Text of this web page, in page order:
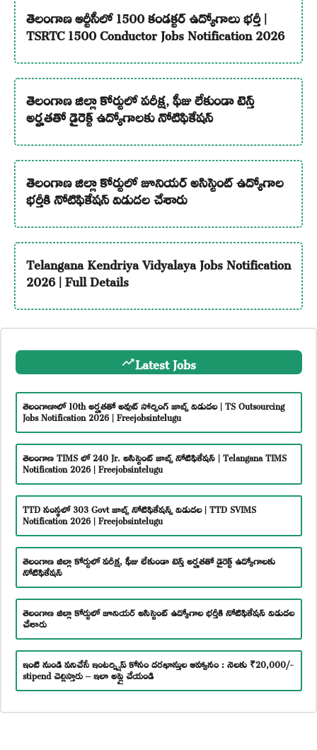
తెలంగాణ ఆర్టీసీలో 1500 కండక్టర్ ఉద్యోగాలు భర్తీ |
TSRTC 1500 Conductor Jobs Notification 2026
తెలంగాణ జిల్లా కోర్టులో పరీక్ష, ఫీజు లేకుండా టెన్త్
అర్హతతో డైరెక్ట్ ఉద్యోగాలకు నోటిఫికేషన్
తెలంగాణ జిల్లా కోర్టులో జూనియర్ అసిస్టెంట్ ఉద్యోగాల
భర్తీకి నోటిఫికేషన్ విడుదల చేశారు
Telangana Kendriya Vidyalaya Jobs Notification
2026 | Full Details
Latest Jobs
తెలంగాణాలో 10th అర్హతతో అవుట్ సోర్సింగ్ జాబ్స్ విడుదల | TS Outsourcing
Jobs Notification 2026 | Freejobsintelugu
తెలంగాణ TIMS లో 240 Jr. అసిస్టెంట్ జాబ్స్ నోటిఫికేషన్ | Telangana TIMS
Notification 2026 | Freejobsintelugu
TTD సంస్థలో 303 Govt జాబ్స్ నోటిఫికేషన్స్ విడుదల | TTD SVIMS
Notification 2026 | Freejobsintelugu
తెలంగాణ జిల్లా కోర్టులో పరీక్ష, ఫీజు లేకుండా టెన్త్ అర్హతతో డైరెక్ట్ ఉద్యోగాలకు
నోటిఫికేషన్
తెలంగాణ జిల్లా కోర్టులో జూనియర్ అసిస్టెంట్ ఉద్యోగాల భర్తీకి నోటిఫికేషన్ విడుదల
చేశారు
ఇంటి నుండి పనిచేసే ఇంటర్న్షిప్ కోసం దరఖాస్తుల ఆహ్వానం : నెలకు ₹20,000/-
stipend చెల్లిస్తారు – ఇలా అప్లై చేయండి